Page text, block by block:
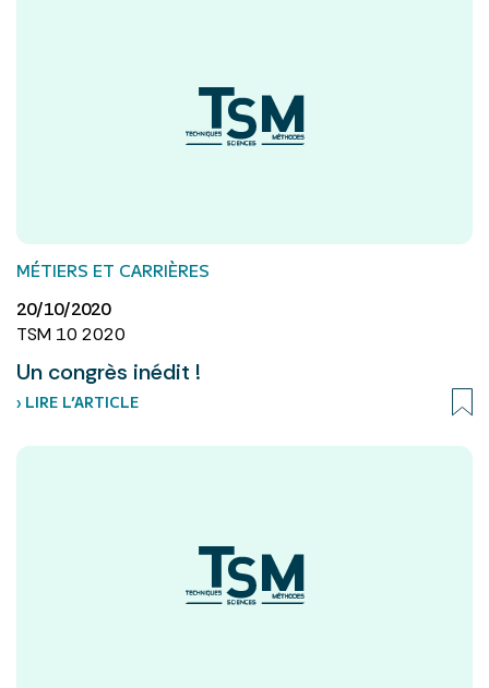
MÉTIERS ET CARRIÈRES
20/10/2020
TSM 10 2020
Un congrès inédit !
› LIRE L’ARTICLE